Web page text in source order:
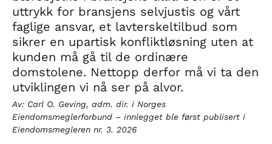
uttrykk for bransjens selvjustis og vårt
faglige ansvar, et lavterskeltilbud som
sikrer en upartisk konfliktløsning uten at
kunden må gå til de ordinære
domstolene. Nettopp derfor må vi ta den
utviklingen vi nå ser på alvor.
Av: Carl O. Geving, adm. dir. i Norges
Eiendomsmeglerforbund – innlegget ble først publisert i
Eiendomsmegleren nr. 3. 2026